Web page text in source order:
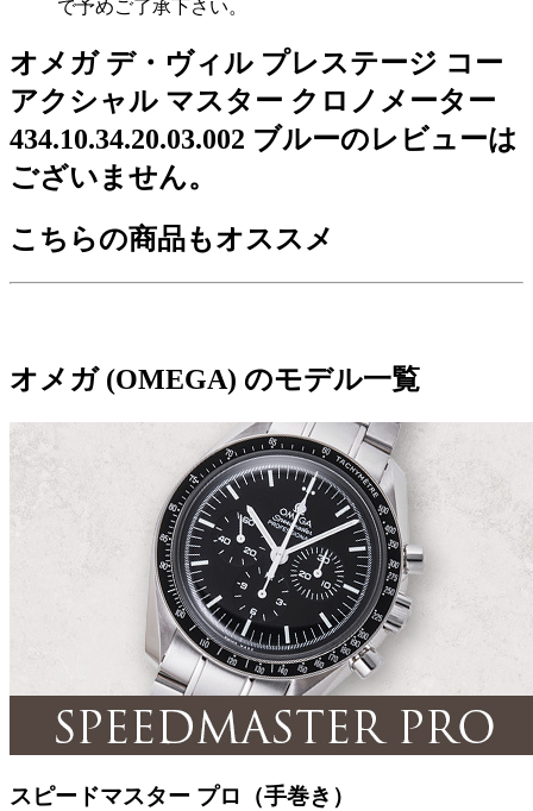
で予めご了承下さい。
オメガ デ・ヴィル プレステージ コー
アクシャル マスター クロノメーター
434.10.34.20.03.002 ブルーのレビューは
ございません。
こちらの商品もオススメ
オメガ (OMEGA) のモデル一覧
スピードマスター プロ（手巻き）